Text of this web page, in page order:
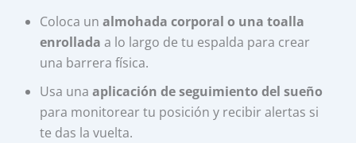
Coloca unalmohada corporal o una toalla
enrollada a lo largo de tu espalda para crear
una barrera física.
Usa unaaplicación de seguimiento del sueño
para monitorear tu posición y recibir alertas si
te das la vuelta.